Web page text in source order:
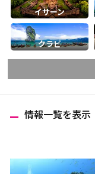
イサーン
クラビ
ランプーン
情報一覧を表示